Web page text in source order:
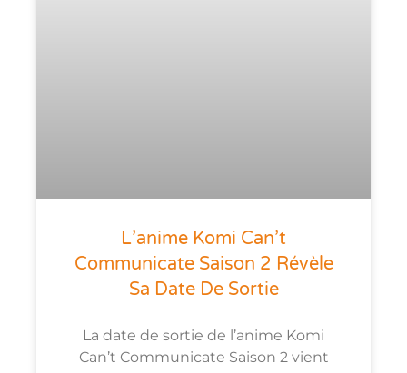
L’anime Komi Can’t
Communicate Saison 2 Révèle
Sa Date De Sortie
La date de sortie de l’anime Komi
Can’t Communicate Saison 2 vient